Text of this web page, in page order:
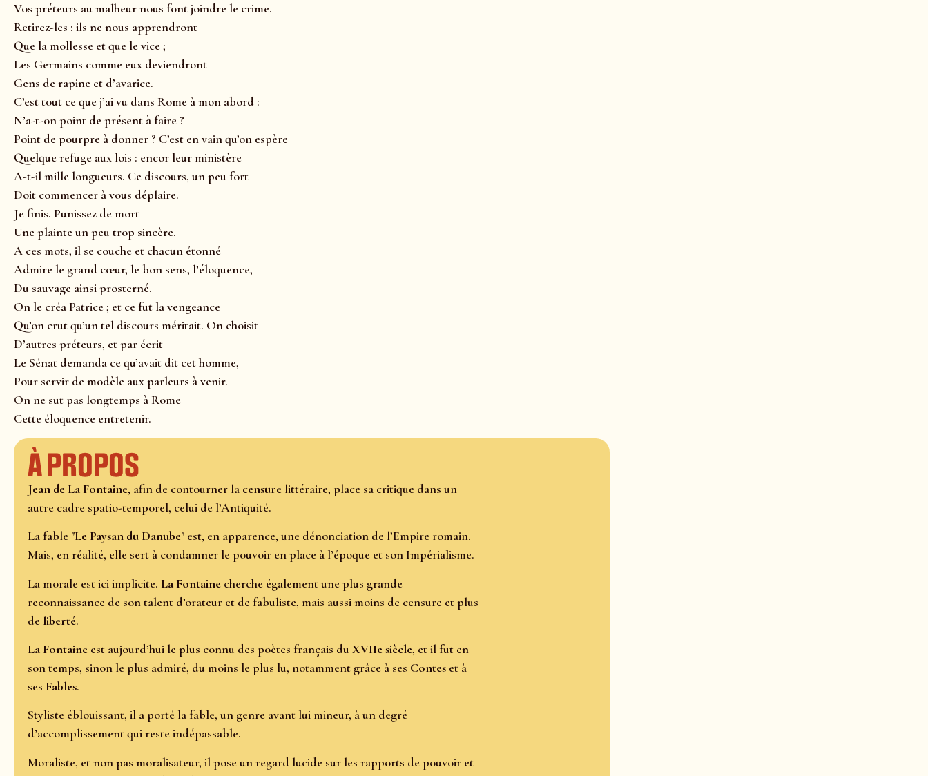
Vos préteurs au malheur nous font joindre le crime.
Retirez-les : ils ne nous apprendront
Que la mollesse et que le vice ;
Les Germains comme eux deviendront
Gens de rapine et d’avarice.
C’est tout ce que j’ai vu dans Rome à mon abord :
N’a-t-on point de présent à faire ?
Point de pourpre à donner ? C’est en vain qu’on espère
Quelque refuge aux lois : encor leur ministère
A-t-il mille longueurs. Ce discours, un peu fort
Doit commencer à vous déplaire.
Je finis. Punissez de mort
Une plainte un peu trop sincère.
A ces mots, il se couche et chacun étonné
Admire le grand cœur, le bon sens, l’éloquence,
Du sauvage ainsi prosterné.
On le créa Patrice ; et ce fut la vengeance
Qu’on crut qu’un tel discours méritait. On choisit
D’autres préteurs, et par écrit
Le Sénat demanda ce qu’avait dit cet homme,
Pour servir de modèle aux parleurs à venir.
On ne sut pas longtemps à Rome
Cette éloquence entretenir.
À propos
Jean de La Fontaine, afin de contourner la censure littéraire, place sa critique dans un
autre cadre spatio-temporel, celui de l’Antiquité.
La fable "Le Paysan du Danube" est, en apparence, une dénonciation de l’Empire romain.
Mais, en réalité, elle sert à condamner le pouvoir en place à l’époque et son Impérialisme.
La morale est ici implicite. La Fontaine cherche également une plus grande
reconnaissance de son talent d’orateur et de fabuliste, mais aussi moins de censure et plus
de liberté.
La Fontaine est aujourd’hui le plus connu des poètes français du XVIIe siècle, et il fut en
son temps, sinon le plus admiré, du moins le plus lu, notamment grâce à ses Contes et à
ses Fables.
Styliste éblouissant, il a porté la fable, un genre avant lui mineur, à un degré
d’accomplissement qui reste indépassable.
Moraliste, et non pas moralisateur, il pose un regard lucide sur les rapports de pouvoir et